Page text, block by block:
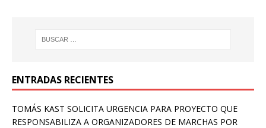
ENTRADAS RECIENTES
TOMÁS KAST SOLICITA URGENCIA PARA PROYECTO QUE
RESPONSABILIZA A ORGANIZADORES DE MARCHAS POR